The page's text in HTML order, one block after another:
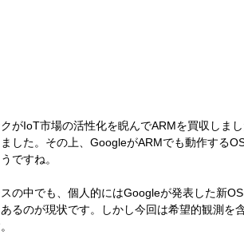
がIoT市場の活性化を睨んでARMを買収しま
した。その上、GoogleがARMでも動作する
ですね。
の中でも、個人的にはGoogleが発表した新
るのが現状です。しかし今回は希望的観測を